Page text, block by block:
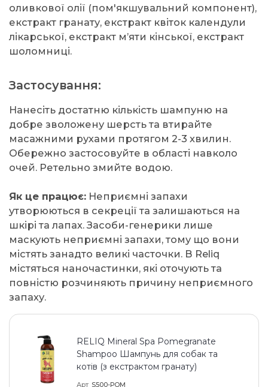
оливкової олії (пом'якшувальний компонент),
екстракт гранату, екстракт квіток календули
лікарської, екстракт м’яти кінської, екстракт
шоломниці.
Застосування:
Нанесіть достатню кількість шампуню на
добре зволожену шерсть та втирайте
масажними рухами протягом 2-3 хвилин.
Обережно застосовуйте в області навколо
очей. Ретельно змийте водою.
Як це працює: Неприємні запахи
утворюються в секреції та залишаються на
шкірі та лапах. Засоби-генерики лише
маскують неприємні запахи, тому що вони
містять занадто великі часточки. В Reliq
містяться наночастинки, які оточують та
повністю розчиняють причину неприємного
запаху.
RELIQ Mineral Spa Pomegranate
Shampoo Шампунь для собак та
котів (з екстрактом гранату)
Арт S500-POM